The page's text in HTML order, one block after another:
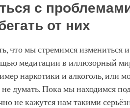
с
от них
что мы стремимся измениться
медитации в иллюзорный
наркотики и алкоголь, или
думать. Пока мы находимся
не кажутся нам такими